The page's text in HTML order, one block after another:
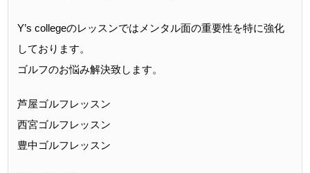
Y’s collegeのレッスンではメンタル面の重要性を特に強化
しております。
ゴルフのお悩み解決致します。
芦屋ゴルフレッスン
西宮ゴルフレッスン
豊中ゴルフレッスン